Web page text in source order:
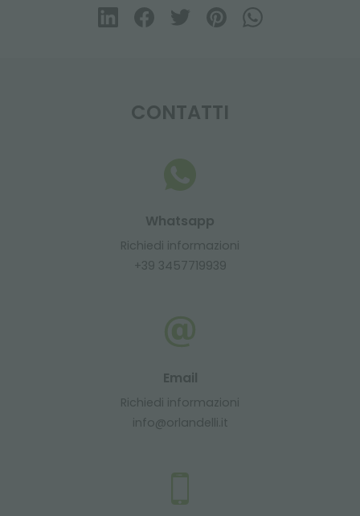
CONTATTI
Whatsapp
Richiedi informazioni
+39 3457719939
Email
Richiedi informazioni
info@orlandelli.it